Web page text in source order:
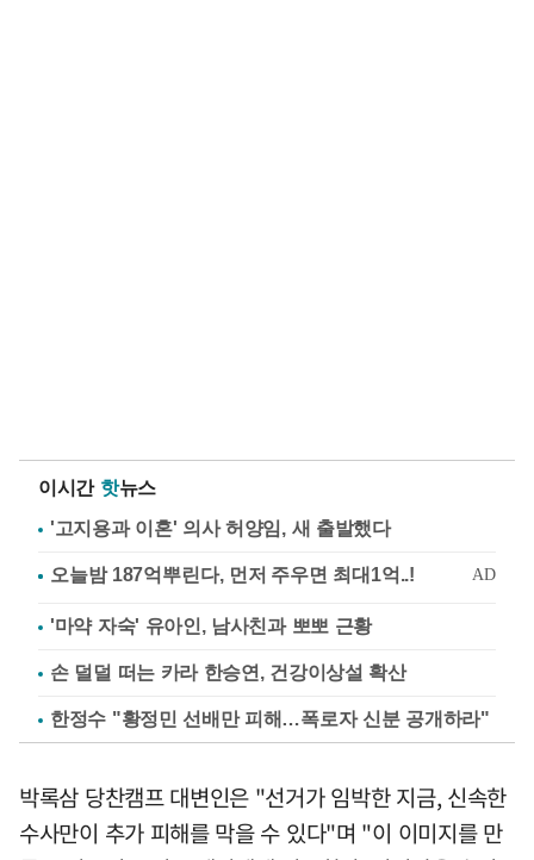
이시간 핫뉴스
'고지용과 이혼' 의사 허양임, 새 출발했다
'마약 자숙' 유아인, 남사친과 뽀뽀 근황
손 덜덜 떠는 카라 한승연, 건강이상설 확산
한정수 "황정민 선배만 피해…폭로자 신분 공개하라"
박록삼 당찬캠프 대변인은 "선거가 임박한 지금, 신속한
수사만이 추가 피해를 막을 수 있다"며 "이 이미지를 만